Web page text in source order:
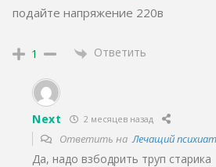
подайте напряжение 220в
1 Ответить
Next 2 месяцев назад
Ответить наЛечащий
Да, надо взбодрить труп старика